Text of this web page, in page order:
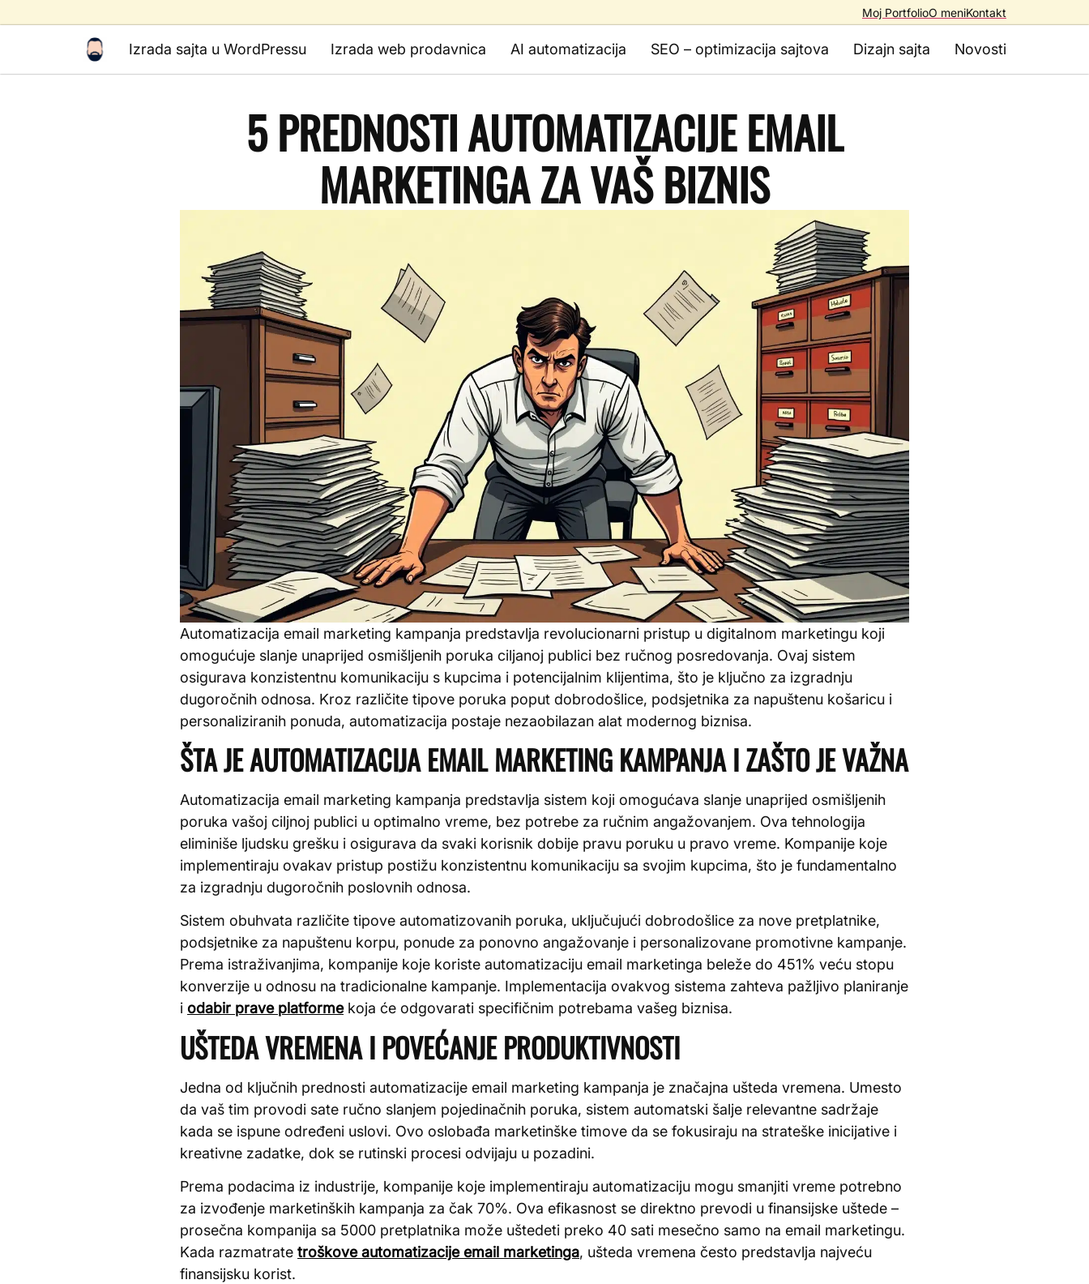
Moj PortfolioO meniKontakt
Izrada sajta u WordPressu Izrada web prodavnica AI automatizacija SEO – optimizacija sajtova Dizajn sajta Novosti
5 PREDNOSTI AUTOMATIZACIJE EMAIL
MARKETINGA ZA VAŠ BIZNIS
Automatizacija email marketing kampanja predstavlja revolucionarni pristup u digitalnom marketingu koji
omogućuje slanje unaprijed osmišljenih poruka ciljanoj publici bez ručnog posredovanja. Ovaj sistem
osigurava konzistentnu komunikaciju s kupcima i potencijalnim klijentima, što je ključno za izgradnju
dugoročnih odnosa. Kroz različite tipove poruka poput dobrodošlice, podsjetnika za napuštenu košaricu i
personaliziranih ponuda, automatizacija postaje nezaobilazan alat modernog biznisa.
ŠTA JE AUTOMATIZACIJA EMAIL MARKETING KAMPANJA I ZAŠTO JE VAŽNA
Automatizacija email marketing kampanja predstavlja sistem koji omogućava slanje unaprijed osmišljenih
poruka vašoj ciljnoj publici u optimalno vreme, bez potrebe za ručnim angažovanjem. Ova tehnologija
eliminiše ljudsku grešku i osigurava da svaki korisnik dobije pravu poruku u pravo vreme. Kompanije koje
implementiraju ovakav pristup postižu konzistentnu komunikaciju sa svojim kupcima, što je fundamentalno
za izgradnju dugoročnih poslovnih odnosa.
Sistem obuhvata različite tipove automatizovanih poruka, uključujući dobrodošlice za nove pretplatnike,
podsjetnike za napuštenu korpu, ponude za ponovno angažovanje i personalizovane promotivne kampanje.
Prema istraživanjima, kompanije koje koriste automatizaciju email marketinga beleže do 451% veću stopu
konverzije u odnosu na tradicionalne kampanje. Implementacija ovakvog sistema zahteva pažljivo planiranje
i odabir prave platformekoja će odgovarati specifičnim potrebama vašeg biznisa.
UŠTEDA VREMENA I POVEĆANJE PRODUKTIVNOSTI
Jedna od ključnih prednosti automatizacije email marketing kampanja je značajna ušteda vremena. Umesto
da vaš tim provodi sate ručno slanjem pojedinačnih poruka, sistem automatski šalje relevantne sadržaje
kada se ispune određeni uslovi. Ovo oslobađa marketinške timove da se fokusiraju na strateške inicijative i
kreativne zadatke, dok se rutinski procesi odvijaju u pozadini.
Prema podacima iz industrije, kompanije koje implementiraju automatizaciju mogu smanjiti vreme potrebno
za izvođenje marketinških kampanja za čak 70%. Ova efikasnost se direktno prevodi u finansijske uštede –
prosečna kompanija sa 5000 pretplatnika može uštedeti preko 40 sati mesečno samo na email marketingu.
Kada razmatrate troškove automatizacije email marketinga, ušteda vremena često predstavlja najveću
finansijsku korist.